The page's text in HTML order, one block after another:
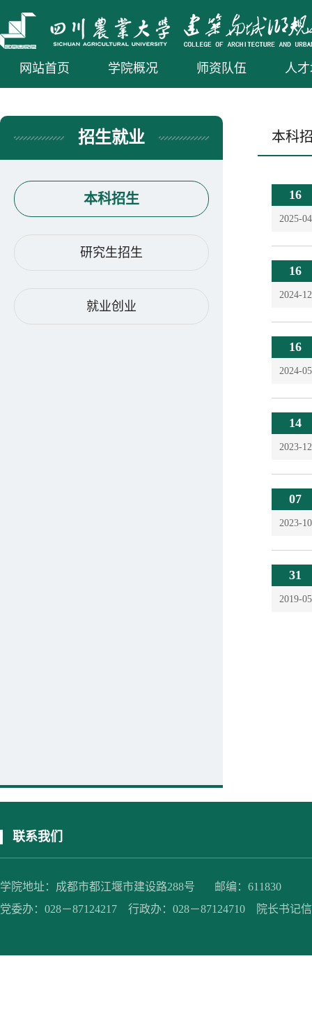
网站首页 学院概况 师资队伍 人
招生就业
本科招生
研究生招生
就业创业
本科
16
2025-04
16
2024-12
16
2024-05
14
2023-12
07
2023-10
31
2019-05
联系我们
学院地址：成都市都江堰市建设路288号 邮编：611830
党委办：028－87124217 行政办：028－87124710 院长书记信